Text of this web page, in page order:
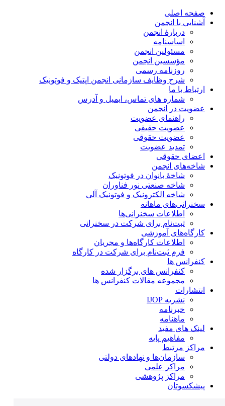
صفحه اصلی
آشنایی با انجمن
دربارۀ انجمن
اساسنامه
مسئولین انجمن
مؤسسین انجمن
روزنامه رسمی
شرح وظایف سازمانی انجمن اپتیک و فوتونیک
ارتباط با ما
شماره های تماس، ایمیل و آدرس
عضویت در انجمن
راهنمای عضویت
عضویت حقیقی
عضویت حقوقی
تمدید عضویت
اعضای حقوقی
شاخه‌های انجمن
شاخۀ بانوان در فوتونیک
شاخه صنعتی نور فناوران
شاخه‌ الکترونیک و فوتونیک آلی
سخنرانی‌های ماهانه
اطلاعات سخنرانی‌‌ها
ثبت‌نام برای شرکت در سخنرانی
کارگاه‌های آموزشی
اطلاعات کارگاه‌ها و مجریان
فرم ثبت‌نام برای شرکت در کارگاه
کنفرانس ها
کنفرانس های برگزار شده
مجموعه مقالات کنفرانس ها
انتشارات
نشریه IJOP
خبرنامه
ماهنامه
لینک های مفید
مفاهیم پایه
مراکز مرتبط
سازمان‌ها و نهادهای دولتی
مراکز علمی
مراکز پژوهشی
پیشکسوتان